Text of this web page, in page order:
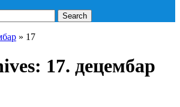
Search
» 17
17. децембар